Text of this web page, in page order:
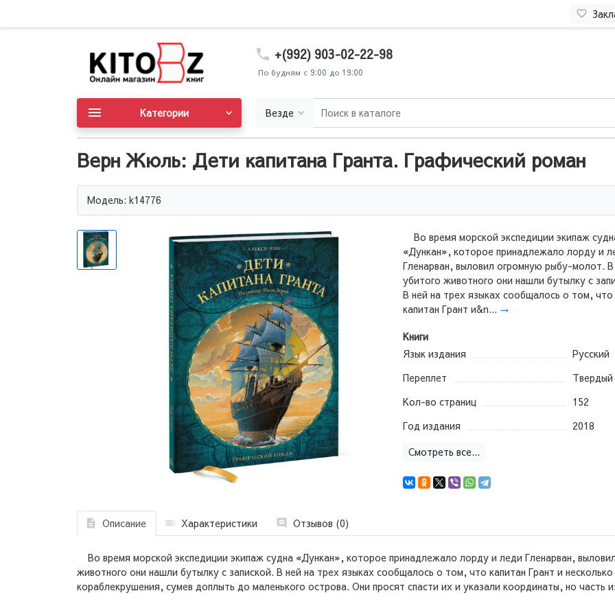
+(992) 903-02-22-98
По будням с 9:00 до 19:00
Везде
Категории
Верн Жюль: Дети капитана Гранта. Графический роман
Модель: k14776
Во время морской экспедиции экипаж
«Дункан», которое принадлежало лорду и
Гленарван, выловил огромную рыбу-молот.
убитого животного они нашли бутылку с
В ней на трех языках сообщалось о том, что
капитан Грант и&n... →
Книги
Язык издания
Русский
Переплет
Твердый
Кол-во страниц
152
Год издания
2018
Смотреть все...
Описание Характеристики Отзывов (0)
Во время морской экспедиции экипаж судна «Дункан», которое принадлежало лорду и леди Гленарван,
животного они нашли бутылку с запиской. В ней на трех языках сообщалось о том, что капитан Грант и
кораблекрушения, сумев доплыть до маленького острова. Они просят спасти их и указали координаты, но часть